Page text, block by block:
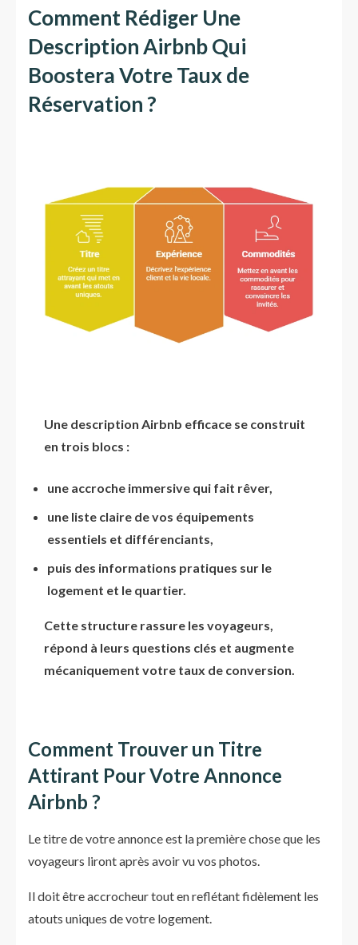
Comment Rédiger Une
Description Airbnb Qui
Boostera Votre Taux de
Réservation ?
Une description Airbnb efficace se construit
en trois blocs :
une accroche immersive qui fait rêver,
une liste claire de vos équipements
essentiels et différenciants,
puis des informations pratiques sur le
logement et le quartier.
Cette structure rassure les voyageurs,
répond à leurs questions clés et augmente
mécaniquement votre taux de conversion.
Comment Trouver un Titre
Attirant Pour Votre Annonce
Airbnb ?
Le titre de votre annonce est la première chose que les
voyageurs liront après avoir vu vos photos.
Il doit être accrocheur tout en reflétant fidèlement les
atouts uniques de votre logement.